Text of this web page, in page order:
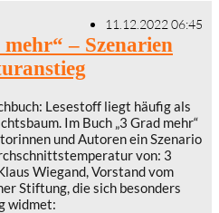
11.12.2022 06:45
– Szenarien
Lesestoff liegt häufig als
Im Buch „3 Grad mehr“
und Autoren ein Szenario
von: 3
Wiegand, Vorstand vom
Stiftung, die sich besonders
widmet: